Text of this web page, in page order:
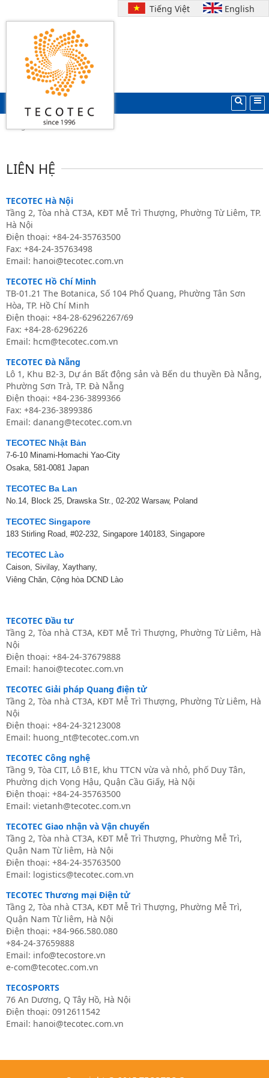
Tiếng Việt English
Search
LIÊN HỆ
TECOTEC Hà Nội
Tầng 2, Tòa nhà CT3A, KĐT Mễ Trì Thượng, Phường Từ Liêm, TP.
Hà Nội
Điện thoại: +84-24-35763500
Fax: +84-24-35763498
Email: hanoi@tecotec.com.vn
TECOTEC Hồ Chí Minh
TB-01.21 The Botanica, Số 104 Phổ Quang, Phường Tân Sơn
Hòa, TP. Hồ Chí Minh
Điện thoại: +84-28-62962267/69
Fax: +84-28-6296226
Email: hcm@tecotec.com.vn
TECOTEC Đà Nẵng
Lô 1, Khu B2-3, Dự án Bất động sản và Bến du thuyền Đà Nẵng,
Phường Sơn Trà, TP. Đà Nẵng
Điện thoại: +84-236-3899366
Fax: +84-236-3899386
Email: danang@tecotec.com.vn
TECOTEC Nhật Bản
7-6-10 Minami-Homachi Yao-City
Osaka, 581-0081 Japan
TECOTEC Ba Lan
No.14, Block 25, Drawska Str., 02-202 Warsaw, Poland
TECOTEC Singapore
183 Stirling Road, #02-232, Singapore 140183, Singapore
TECOTEC Lào
Caison, Sivilay, Xaythany,
Viêng Chăn, Cộng hòa DCND Lào
TECOTEC Đầu tư
Tầng 2, Tòa nhà CT3A, KĐT Mễ Trì Thượng, Phường Từ Liêm, Hà
Nội
Điện thoại: +84-24-37679888
Email: hanoi@tecotec.com.vn
TECOTEC Giải pháp Quang điện tử
Tầng 2, Tòa nhà CT3A, KĐT Mễ Trì Thượng, Phường Từ Liêm, Hà
Nội
Điện thoại: +84-24-32123008
Email: huong_nt@tecotec.com.vn
TECOTEC Công nghệ
Tầng 9, Tòa CIT, Lô B1E, khu TTCN vừa và nhỏ, phố Duy Tân,
Phường dịch Vọng Hậu, Quận Cầu Giấy, Hà Nội
Điện thoại: +84-24-35763500
Email: vietanh@tecotec.com.vn
TECOTEC Giao nhận và Vận chuyển
Tầng 2, Tòa nhà CT3A, KĐT Mễ Trì Thượng, Phường Mễ Trì,
Quận Nam Từ liêm, Hà Nội
Điện thoại: +84-24-35763500
Email: logistics@tecotec.com.vn
TECOTEC Thương mại Điện tử
Tầng 2, Tòa nhà CT3A, KĐT Mễ Trì Thượng, Phường Mễ Trì,
Quận Nam Từ liêm, Hà Nội
Điện thoại: +84-966.580.080
+84-24-37659888
Email: info@tecostore.vn
e-com@tecotec.com.vn
TECOSPORTS
76 An Dương, Q Tây Hồ, Hà Nội
Điện thoại: 0912611542
Email: hanoi@tecotec.com.vn